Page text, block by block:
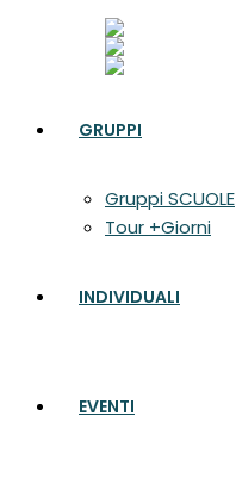
GRUPPI
Gruppi SCUOLE
Tour +Giorni
INDIVIDUALI
EVENTI